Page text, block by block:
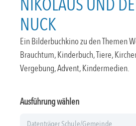
NIKOLAUS UND
NUCK
Ein Bilderbuchkino zu den Themen
Brauchtum, Kinderbuch, Tiere,
Vergebung, Advent, Kindermedien.
Ausführung wählen